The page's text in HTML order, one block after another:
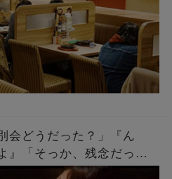
会どうだった？」『ん
』「そっか、残念だった
げたのに^^」『え？』 →